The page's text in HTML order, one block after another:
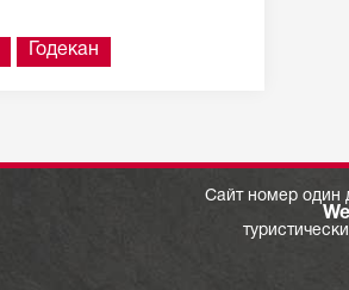
Годекан
Сайт номер один